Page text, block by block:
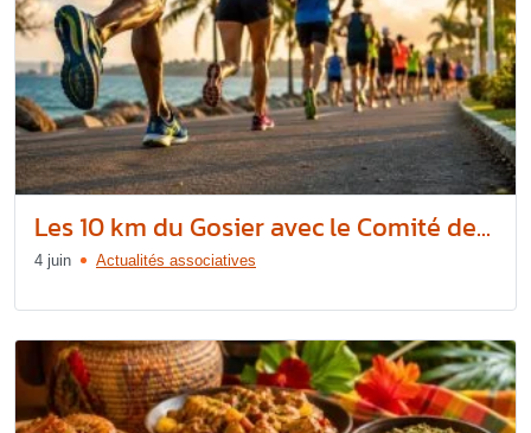
Les 10 km du Gosier avec le Comité de...
4 juin Actualités associatives